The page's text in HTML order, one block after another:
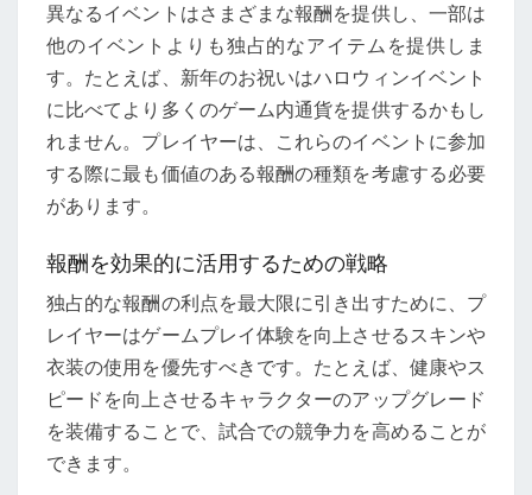
異なるイベントはさまざまな報酬を提供し、一部は
他のイベントよりも独占的なアイテムを提供しま
す。たとえば、新年のお祝いはハロウィンイベント
に比べてより多くのゲーム内通貨を提供するかもし
れません。プレイヤーは、これらのイベントに参加
する際に最も価値のある報酬の種類を考慮する必要
があります。
報酬を効果的に活用するための戦略
独占的な報酬の利点を最大限に引き出すために、プ
レイヤーはゲームプレイ体験を向上させるスキンや
衣装の使用を優先すべきです。たとえば、健康やス
ピードを向上させるキャラクターのアップグレード
を装備することで、試合での競争力を高めることが
できます。